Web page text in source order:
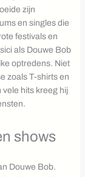
zijn
en singles die
festivals en
als Douwe Bob
optredens. Niet
zoals T-shirts en
hits kreeg hij
shows
Douwe Bob.